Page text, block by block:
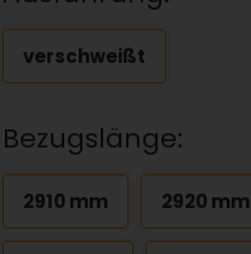
verschweißt
Bezugslänge:
2910 mm 2920 mm